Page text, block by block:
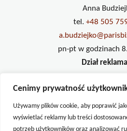
Cenimy prywatność
Używamy plików cookie, aby poprawić
wyświetlać reklamy lub treści
potrzeb użytkowników oraz analizować
Anna
tel. +48 505
pn-pt w godzinach
Dział
tel. +48 733
pn-pt w godzinach